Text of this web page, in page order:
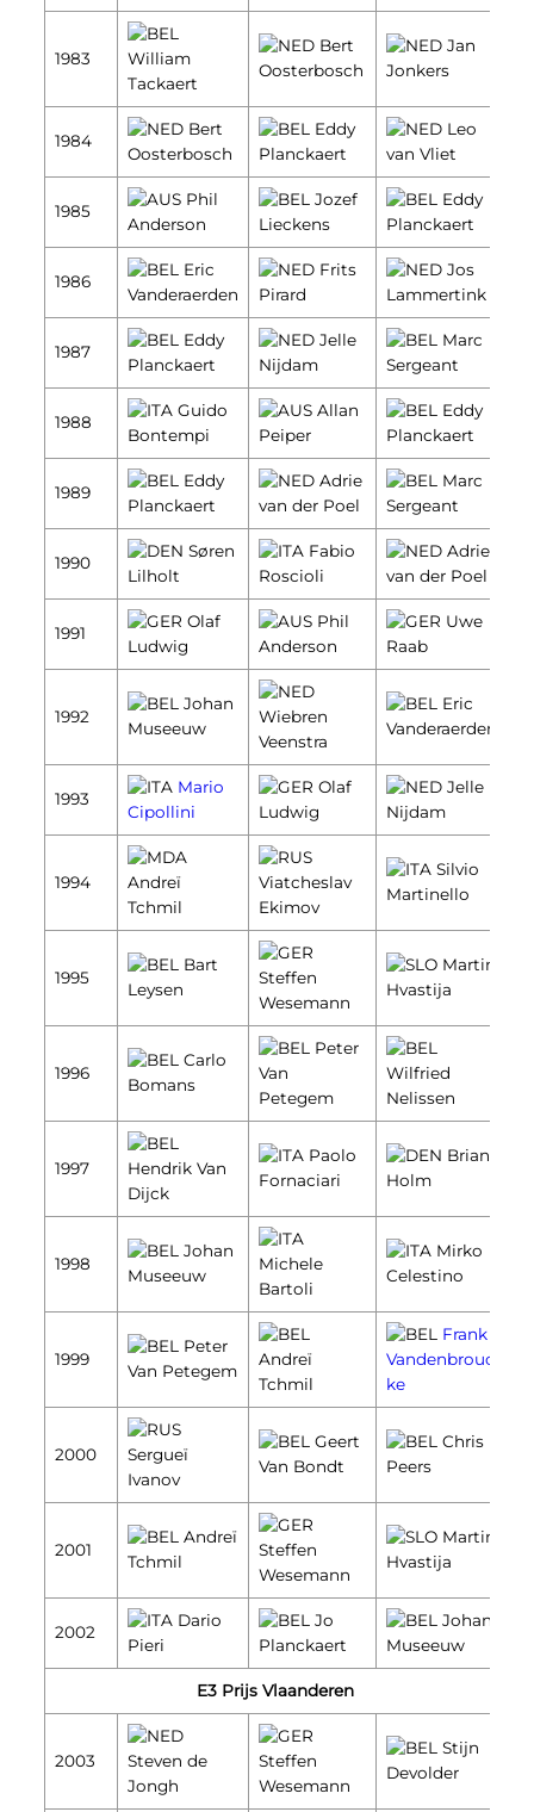
1983
William
Tackaert
Bert
Oosterbosch
Jan
Jonkers
1984
Bert
Oosterbosch
Eddy
Planckaert
Leo
van Vliet
1985
Phil
Anderson
Jozef
Lieckens
Eddy
Planckaert
1986
Eric
Vanderaerden
Frits
Pirard
Jos
Lammertink
1987
Eddy
Planckaert
Jelle
Nijdam
Marc
Sergeant
1988
Guido
Bontempi
Allan
Peiper
Eddy
Planckaert
1989
Eddy
Planckaert
Adrie
van der Poel
Marc
Sergeant
1990
Søren
Lilholt
Fabio
Roscioli
Adrie
van der Poel
1991
Olaf
Ludwig
Phil
Anderson
Uwe
Raab
1992
Johan
Museeuw
Wiebren
Veenstra
Eric
Vanderaerden
1993
Mario
Cipollini
Olaf
Ludwig
Jelle
Nijdam
1994
Andreï
Tchmil
Viatcheslav
Ekimov
Silvio
Martinello
1995
Bart
Leysen
Steffen
Wesemann
Martin
Hvastija
1996
Carlo
Bomans
Peter
Van
Petegem
Wilfried
Nelissen
1997
Hendrik Van
Dijck
Paolo
Fornaciari
Brian
Holm
1998
Johan
Museeuw
Michele
Bartoli
Mirko
Celestino
1999
Peter
Van Petegem
Andreï
Tchmil
Frank
Vandenbrouc
ke
2000
Sergueï
Ivanov
Geert
Van Bondt
Chris
Peers
2001
Andreï
Tchmil
Steffen
Wesemann
Martin
Hvastija
2002
Dario
Pieri
Jo
Planckaert
Johan
Museeuw
E3 Prijs Vlaanderen
2003
Steven de
Jongh
Steffen
Wesemann
Stijn
Devolder